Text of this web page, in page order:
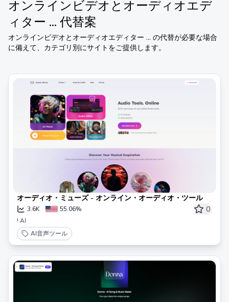
オンラインビデオとオーディオエデ
ィター ... 代替案
オンラインビデオとオーディオエディター ... の代替が必要な場合
に備えて、カテゴリ別にサイトをご提供します。
オーディオ・ミューズ - オンライン・オーディオ・ツール
3.6K 55.06% 0
! AI
AI音声ツール